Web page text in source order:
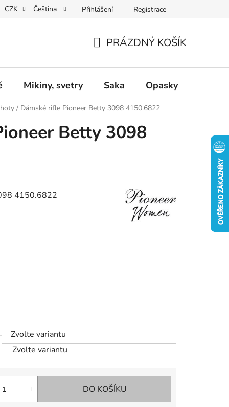
Dárkové poukazy Dostupnost Obchodní podmínky
CZK Čeština Přihlášení Registrace
KOŠÍK
PRÁZDNÝ KOŠÍK
Mikiny, svetry Saka Opasky
/ Dámské rifle Pioneer Betty 3098 4150.6822
Betty 3098
4150.6822
Zvolte variantu
Zvolte variantu
DO KOŠÍKU